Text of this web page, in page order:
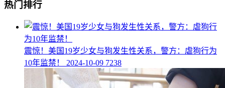
热门排行
​震惊！美国19岁少女与狗发生性关系，警方：虐狗行为
10年监禁！
2024-10-09 7238